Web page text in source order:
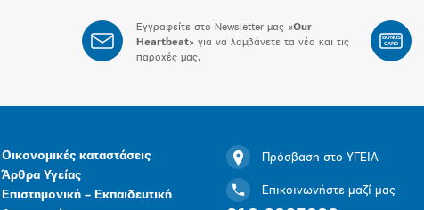
Εγγραφείτε στο Newsletter μας «Our
Heartbeat» για να λαμβάνετε τα νέα και τις
παροχές μας.
BONUS
CARD
Οικονομικές καταστάσεις
Άρθρα Υγείας
Επιστημονική – Εκπαιδευτική
Πρόσβαση στο ΥΓΕΙΑ
Επικοινωνήστε μαζί μας